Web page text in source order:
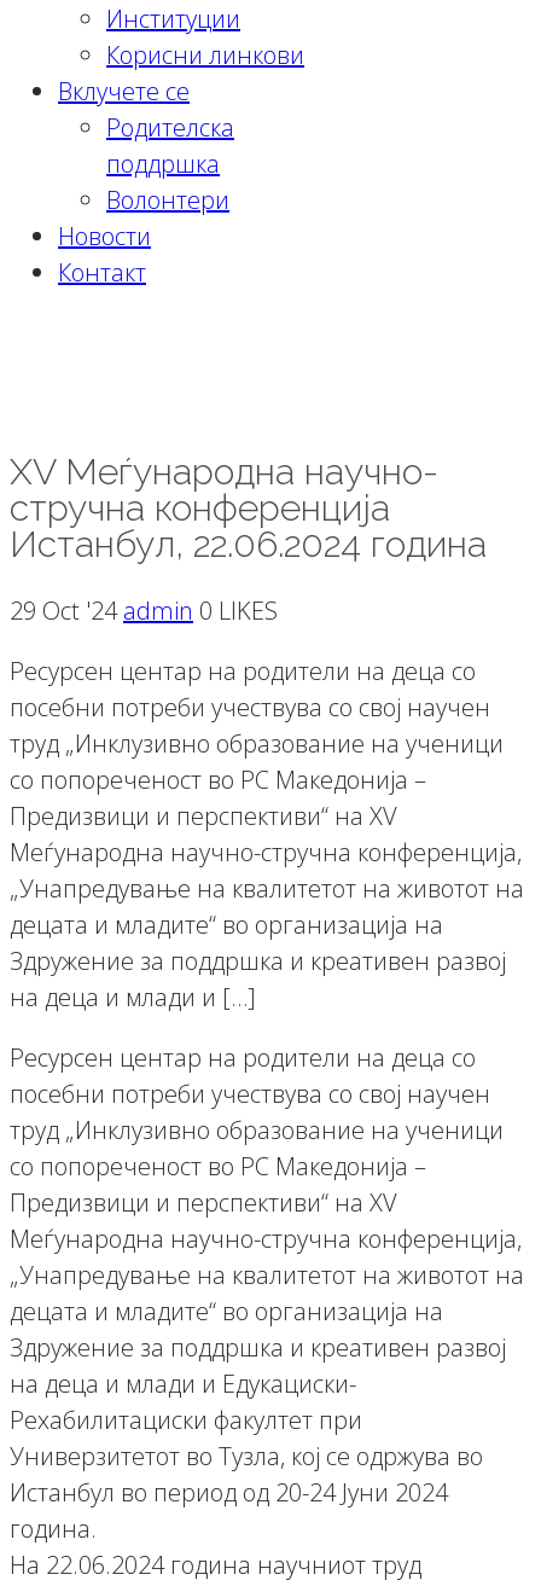
Институции
Корисни линкови
Вклучете се
Родителска
поддршка
Волонтери
Новости
Контакт
XV Меѓународна научно-
стручна конференција
Истанбул, 22.06.2024 година
29 Oct '24admin 0 LIKES
Ресурсен центар на родители на деца со
посебни потреби учествува со свој научен
труд „Инклузивно образование на ученици
со попореченост во РС Македонија –
Предизвици и перспективи“ на XV
Меѓународна научно-стручна конференција,
„Унапредување на квалитетот на животот на
децата и младите“ во организација на
Здружение за поддршка и креативен развој
на деца и млади и […]
Ресурсен центар на родители на деца со
посебни потреби учествува со свој научен
труд „Инклузивно образование на ученици
со попореченост во РС Македонија –
Предизвици и перспективи“ на XV
Меѓународна научно-стручна конференција,
„Унапредување на квалитетот на животот на
децата и младите“ во организација на
Здружение за поддршка и креативен развој
на деца и млади и Едукациски-
Рехабилитациски факултет при
Универзитетот во Тузла, кој се одржува во
Истанбул во период од 20-24 Јуни 2024
година.
На 22.06.2024 година научниот труд